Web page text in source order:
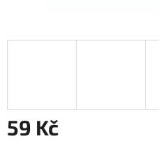
59 Kč